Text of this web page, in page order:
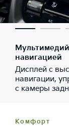
навигацией
Дисплей с
навигации,
с камеры
Комфорт